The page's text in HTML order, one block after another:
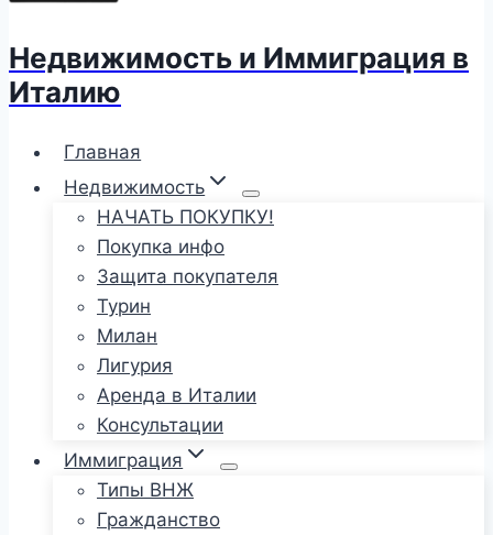
Недвижимость и Иммиграция в
Италию
Главная
Недвижимость
НАЧАТЬ ПОКУПКУ!
Покупка инфо
Защита покупателя
Турин
Милан
Лигурия
Аренда в Италии
Консультации
Иммиграция
Типы ВНЖ
Гражданство